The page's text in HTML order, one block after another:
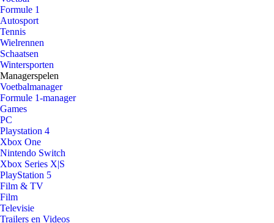
Formule 1
Autosport
Tennis
Wielrennen
Schaatsen
Wintersporten
Managerspelen
Voetbalmanager
Formule 1-manager
Games
PC
Playstation 4
Xbox One
Nintendo Switch
Xbox Series X|S
PlayStation 5
Film & TV
Film
Televisie
Trailers en Videos